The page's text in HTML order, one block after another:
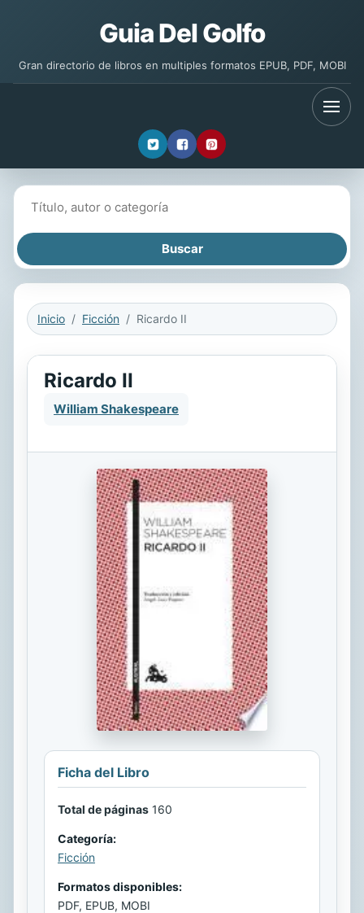
Guia Del Golfo
Gran directorio de libros en multiples formatos EPUB, PDF, MOBI
Inicio Ficción Ricardo II
Ricardo II
William Shakespeare
Ficha del Libro
Total de páginas 160
Categoría:
Ficción
Formatos disponibles:
PDF, EPUB, MOBI